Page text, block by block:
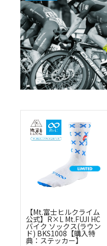
【Mt.富士ヒルクライム
公式】R×L Mt.FUJI HC
バイク ソックス(ラウン
ド) BKS1008【購入特
典：ステッカー】